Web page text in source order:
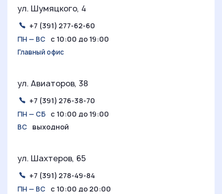
ул. Шумяцкого, 4
+7 (391) 277-62-60
ПН — ВС с 10:00 до 19:00
Главный офис
ул. Авиаторов, 38
+7 (391) 276-38-70
ПН — СБ с 10:00 до 19:00
ВС выходной
ул. Шахтеров, 65
+7 (391) 278-49-84
ПН — ВС с 10:00 до 20:00